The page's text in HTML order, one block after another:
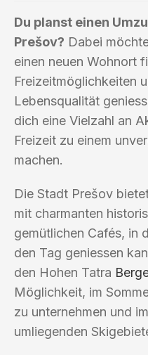
Du planst einen
Prešov? Dabei
einen neuen Wohnort
Freizeitmöglichkeiten
Lebensqualität
dich eine Vielzahl an
Freizeit zu einem
machen.
Die Stadt Prešov
mit charmanten
gemütlichen Cafés, in
den Tag geniessen
den Hohen Tatra
Möglichkeit, im
zu unternehmen und
umliegenden